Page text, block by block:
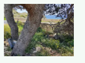
Zum
Inhalt
springen